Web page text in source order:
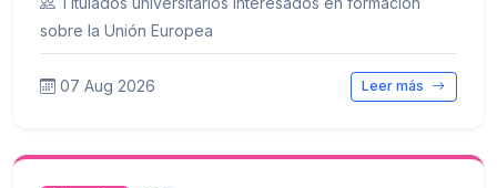
sobre la Unión Europea
07 Aug 2026 Leer más